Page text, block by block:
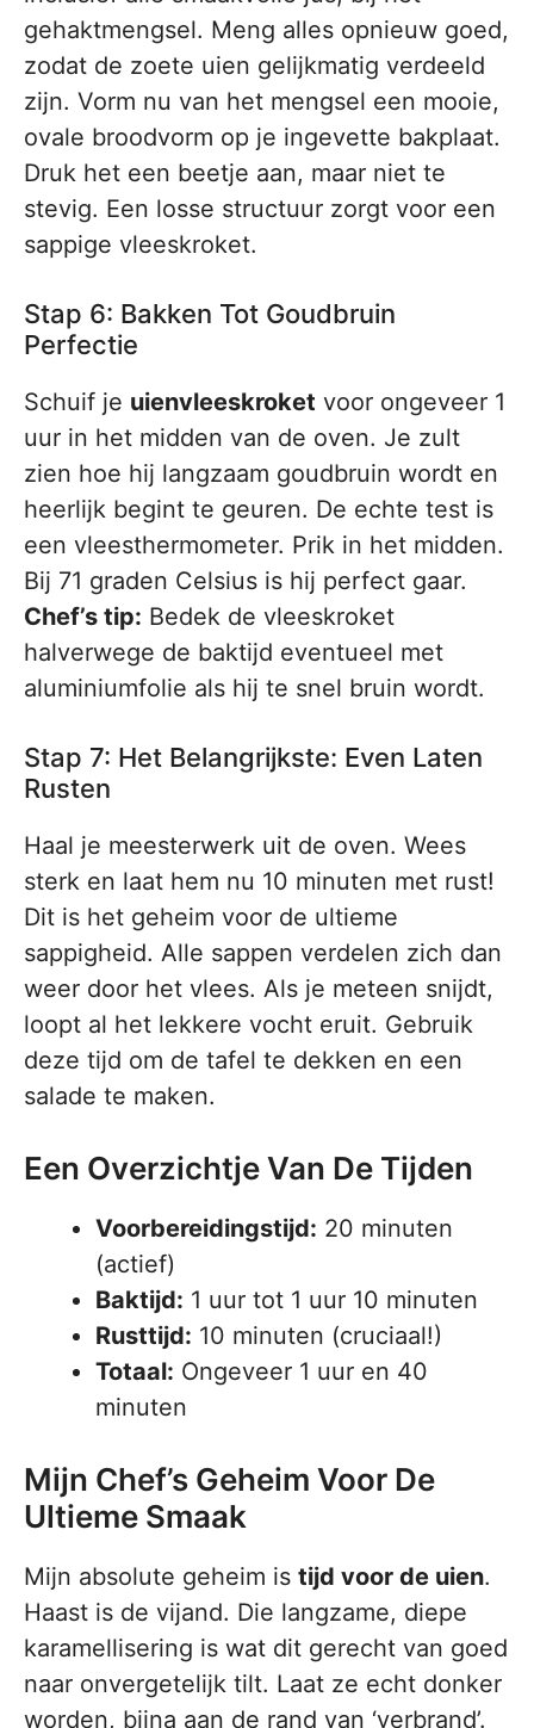
gehaktmengsel. Meng alles opnieuw goed,
zodat de zoete uien gelijkmatig verdeeld
zijn. Vorm nu van het mengsel een mooie,
ovale broodvorm op je ingevette bakplaat.
Druk het een beetje aan, maar niet te
stevig. Een losse structuur zorgt voor een
sappige vleeskroket.
Stap 6: Bakken Tot Goudbruin
Perfectie
Schuif je uienvleeskroket voor ongeveer 1
uur in het midden van de oven. Je zult
zien hoe hij langzaam goudbruin wordt en
heerlijk begint te geuren. De echte test is
een vleesthermometer. Prik in het midden.
Bij 71 graden Celsius is hij perfect gaar.
Chef’s tip: Bedek de vleeskroket
halverwege de baktijd eventueel met
aluminiumfolie als hij te snel bruin wordt.
Stap 7: Het Belangrijkste: Even Laten
Rusten
Haal je meesterwerk uit de oven. Wees
sterk en laat hem nu 10 minuten met rust!
Dit is het geheim voor de ultieme
sappigheid. Alle sappen verdelen zich dan
weer door het vlees. Als je meteen snijdt,
loopt al het lekkere vocht eruit. Gebruik
deze tijd om de tafel te dekken en een
salade te maken.
Een Overzichtje Van De Tijden
Voorbereidingstijd: 20 minuten
(actief)
Baktijd: 1 uur tot 1 uur 10 minuten
Rusttijd: 10 minuten (cruciaal!)
Totaal: Ongeveer 1 uur en 40
minuten
Mijn Chef’s Geheim Voor De
Ultieme Smaak
Mijn absolute geheim is tijd voor de uien.
Haast is de vijand. Die langzame, diepe
karamellisering is wat dit gerecht van goed
naar onvergetelijk tilt. Laat ze echt donker
worden, bijna aan de rand van ‘verbrand’.